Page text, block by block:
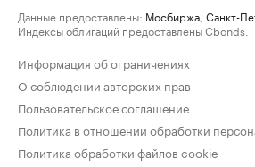
Данные предоставлены: Мосбиржа Санкт-
Индексы облигаций предоставлены Cbonds.
Информация об ограничениях
О соблюдении авторских прав
Пользовательское соглашение
Политика в отношении обработки
Политика обработки файлов cookie